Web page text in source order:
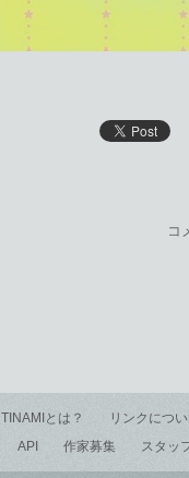
コ
TINAMIとは？ リンクにつ
API
作家募集 スタッ